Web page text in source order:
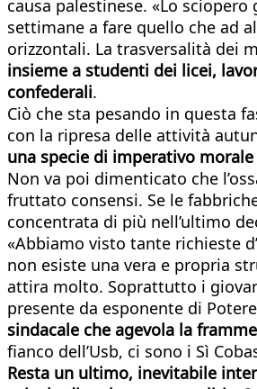
causa palestinese. «Lo
settimane a fare quello che ad
orizzontali. La trasversalità dei
insieme a studenti dei licei,
confederali.
Ciò che sta pesando in questa
con la ripresa delle attività
una specie di imperativo
Non va poi dimenticato che
fruttato consensi. Se le
concentrata di più nell’ultimo
«Abbiamo visto tante richieste
non esiste una vera e propria
attira molto. Soprattutto i
presente da esponente di
sindacale che agevola la
fianco dell’Usb, ci sono i Sì
Resta un ultimo, inevitabile